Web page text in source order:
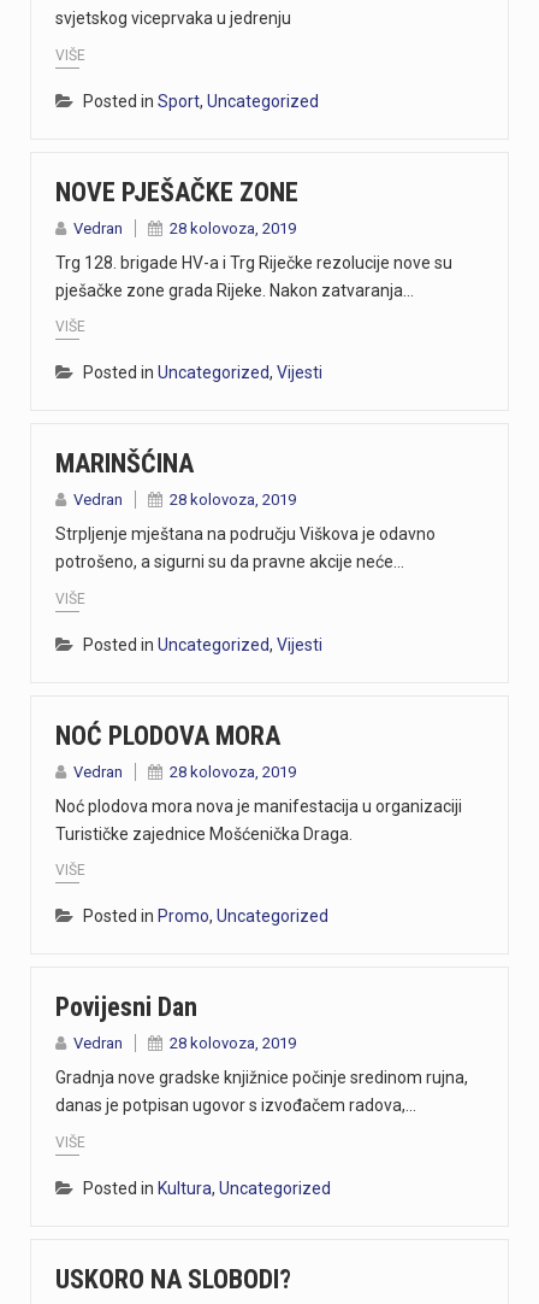
svjetskog viceprvaka u jedrenju
VIŠE
Posted in Sport, Uncategorized
NOVE PJEŠAČKE ZONE
Vedran 28 kolovoza, 2019
Trg 128. brigade HV-a i Trg Riječke rezolucije nove su
pješačke zone grada Rijeke. Nakon zatvaranja…
VIŠE
Posted in Uncategorized, Vijesti
MARINŠĆINA
Vedran 28 kolovoza, 2019
Strpljenje mještana na području Viškova je odavno
potrošeno, a sigurni su da pravne akcije neće…
VIŠE
Posted in Uncategorized, Vijesti
NOĆ PLODOVA MORA
Vedran 28 kolovoza, 2019
Noć plodova mora nova je manifestacija u organizaciji
Turističke zajednice Mošćenička Draga.
VIŠE
Posted in Promo, Uncategorized
Povijesni Dan
Vedran 28 kolovoza, 2019
Gradnja nove gradske knjižnice počinje sredinom rujna,
danas je potpisan ugovor s izvođačem radova,…
VIŠE
Posted in Kultura, Uncategorized
USKORO NA SLOBODI?